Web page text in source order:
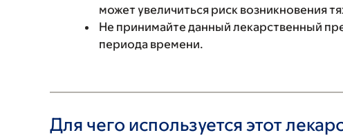
может увеличиться риск возникновения
Не принимайте данный лекарственный
периода времени.
Для чего используется этот